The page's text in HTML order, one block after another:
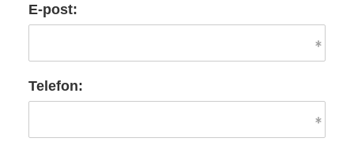
E-post:
Telefon: